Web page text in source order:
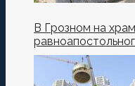
В Грозном на
установили купол